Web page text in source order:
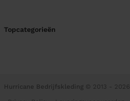
Topcategorieën
Hurricane Bedrijfskleding © 2013 - 2026